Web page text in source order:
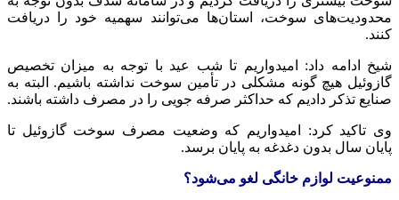
محدودیت‌های سوخت، استان‌ها می‌توانند سهمیه خود را دریافت
کنند.
شیخ ادامه داد: امیدواریم تا شب عید با توجه به میزان تخصیص
گازوئیل هیچ گونه مشکلی در تأمین سوخت نداشته باشیم. البته به
صنایع تذکر دادیم که حداکثر صرفه جویی را در مصرف داشته باشند.
وی تاکید کرد: امیدواریم که وضعیت مصرف سوخت گازوئیل تا
پایان سال بدون دغدغه به پایان برسد.
ممنوعیت لوازم خانگی لغو می‌شود؟